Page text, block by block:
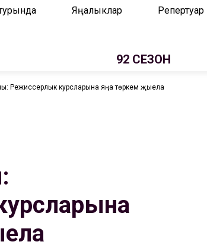
Яңалыклар Репертуар
92 СЕЗОН
Режиссерлык курсларына яңа төркем җыела